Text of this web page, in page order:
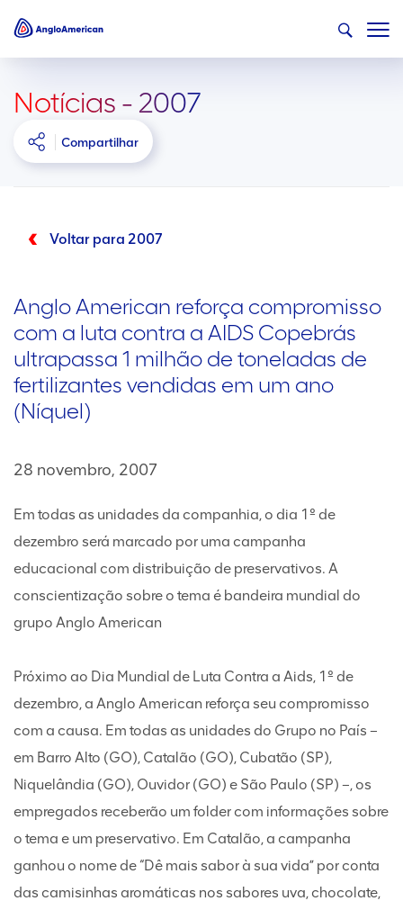
Notícias - 2007
Compartilhar
Voltar para 2007
Anglo American reforça compromisso
com a luta contra a AIDS Copebrás
ultrapassa 1 milhão de toneladas de
fertilizantes vendidas em um ano
(Níquel)
28 novembro, 2007
Em todas as unidades da companhia, o dia 1º de
dezembro será marcado por uma campanha
educacional com distribuição de preservativos. A
conscientização sobre o tema é bandeira mundial do
grupo Anglo American
Próximo ao Dia Mundial de Luta Contra a Aids, 1º de
dezembro, a Anglo American reforça seu compromisso
com a causa. Em todas as unidades do Grupo no País –
em Barro Alto (GO), Catalão (GO), Cubatão (SP),
Niquelândia (GO), Ouvidor (GO) e São Paulo (SP) –, os
empregados receberão um folder com informações sobre
o tema e um preservativo. Em Catalão, a campanha
ganhou o nome de “Dê mais sabor à sua vida” por conta
das camisinhas aromáticas nos sabores uva, chocolate,